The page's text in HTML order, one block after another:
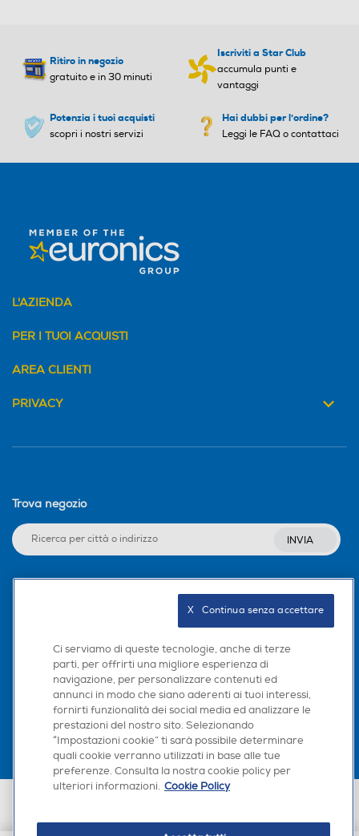
Ritiro in negozio
gratuito e in 30 minuti
Iscriviti a Star Club
accumula punti e
vantaggi
Potenzia i tuoi acquisti
scopri i nostri servizi
Hai dubbi per l'ordine?
Leggi le FAQ o contattaci
L'AZIENDA
PER I TUOI ACQUISTI
AREA CLIENTI
PRIVACY
Trova negozio
INVIA
Scarica la nostra app
n. 13337170156. Codice intermediario SDI: HHBD9AK. Vendite soggette
Ci serviamo di queste tecnologie, anche di terze
parti, per offrirti una migliore esperienza di
navigazione, per personalizzare contenuti ed
annunci in modo che siano aderenti ai tuoi interessi,
fornirti funzionalità dei social media ed analizzare le
prestazioni del nostro sito. Selezionando
“Impostazioni cookie” ti sarà possibile determinare
quali cookie verranno utilizzati in base alle tue
preferenze. Consulta la nostra cookie policy per
ulteriori informazioni. Cookie Policy
X   Continua senza accettare